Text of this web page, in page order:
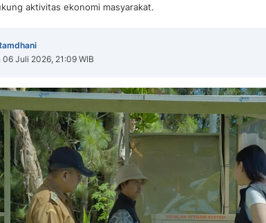
aktivitas ekonomi masyarakat.
Juli 2026, 21:09 WIB